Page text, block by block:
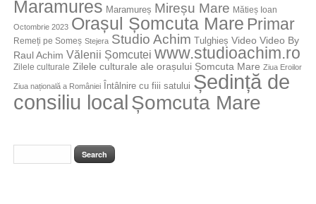
Maramures Maramureș Mireșu Mare Mătieș Ioan
Octombrie 2023 Orașul Șomcuta Mare Primar
Remeți pe Someș Stejera Studio Achim Tulghieș Video Video By
Raul Achim Vălenii Șomcutei www.studioachim.ro
Zilele culturale Zilele culturale ale orașului Șomcuta Mare Ziua Eroilor
Ziua națională a României Întâlnire cu fiii satului Ședință de
consiliu localȘomcuta Mare